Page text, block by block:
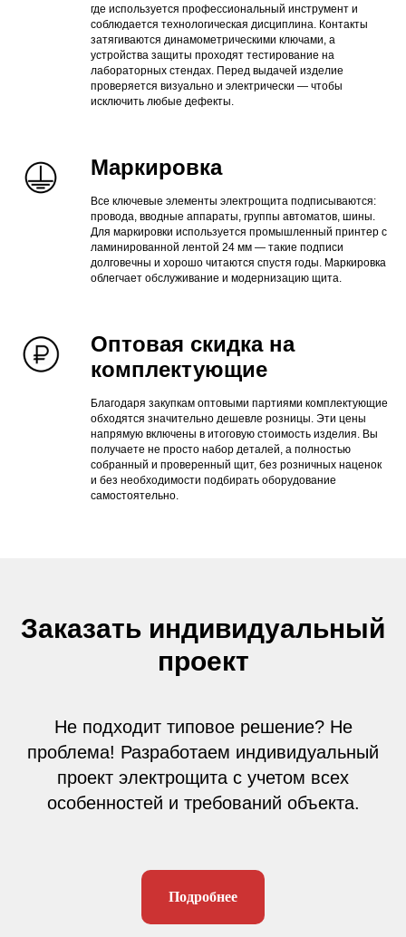
где используется профессиональный инструмент и
соблюдается технологическая дисциплина. Контакты
затягиваются динамометрическими ключами, а
устройства защиты проходят тестирование на
лабораторных стендах. Перед выдачей изделие
проверяется визуально и электрически — чтобы
исключить любые дефекты.
Маркировка
Все ключевые элементы электрощита подписываются:
провода, вводные аппараты, группы автоматов, шины.
Для маркировки используется промышленный принтер с
ламинированной лентой 24 мм — такие подписи
долговечны и хорошо читаются спустя годы. Маркировка
облегчает обслуживание и модернизацию щита.
Оптовая скидка на
комплектующие
Благодаря закупкам оптовыми партиями комплектующие
обходятся значительно дешевле розницы. Эти цены
напрямую включены в итоговую стоимость изделия. Вы
получаете не просто набор деталей, а полностью
собранный и проверенный щит, без розничных наценок
и без необходимости подбирать оборудование
самостоятельно.
Заказать индивидуальный
проект
Не подходит типовое решение? Не
проблема! Разработаем индивидуальный
проект электрощита с учетом всех
особенностей и требований объекта.
Подробнее